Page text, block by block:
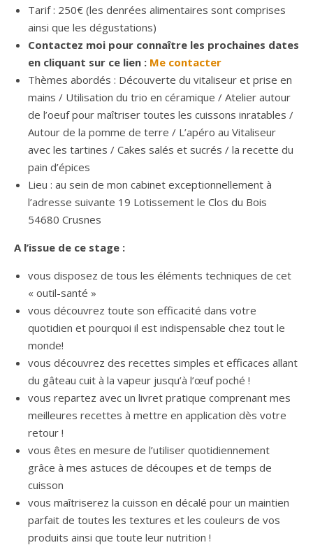
Tarif : 250€ (les denrées alimentaires sont comprises
ainsi que les dégustations)
Contactez moi pour connaître les prochaines dates
en cliquant sur ce lien : Me contacter
Thèmes abordés : Découverte du vitaliseur et prise en
mains / Utilisation du trio en céramique / Atelier autour
de l’oeuf pour maîtriser toutes les cuissons inratables /
Autour de la pomme de terre / L’apéro au Vitaliseur
avec les tartines / Cakes salés et sucrés / la recette du
pain d’épices
Lieu : au sein de mon cabinet exceptionnellement à
l’adresse suivante 19 Lotissement le Clos du Bois
54680 Crusnes
A l’issue de ce stage :
vous disposez de tous les éléments techniques de cet
« outil-santé »
vous découvrez toute son efficacité dans votre
quotidien et pourquoi il est indispensable chez tout le
monde!
vous découvrez des recettes simples et efficaces allant
du gâteau cuit à la vapeur jusqu’à l’œuf poché !
vous repartez avec un livret pratique comprenant mes
meilleures recettes à mettre en application dès votre
retour !
vous êtes en mesure de l’utiliser quotidiennement
grâce à mes astuces de découpes et de temps de
cuisson
vous maîtriserez la cuisson en décalé pour un maintien
parfait de toutes les textures et les couleurs de vos
produits ainsi que toute leur nutrition !